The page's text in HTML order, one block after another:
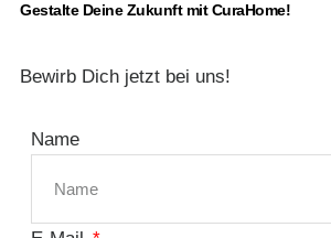
Gestalte Deine Zukunft mit CuraHome!
Bewirb Dich jetzt bei uns!
Name